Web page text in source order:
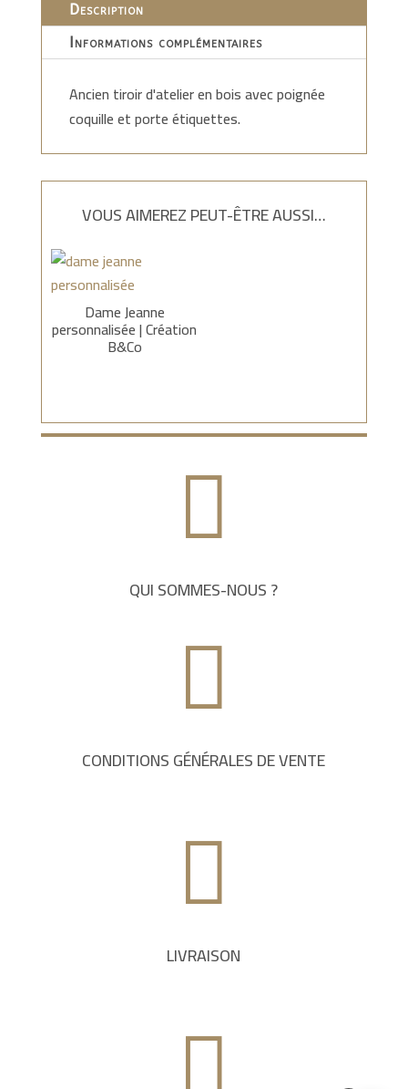
Description
Informations complémentaires
Ancien tiroir d'atelier en bois avec poignée
coquille et porte étiquettes.
VOUS AIMEREZ PEUT-ÊTRE AUSSI…
Dame Jeanne
personnalisée | Création
B&Co

QUI SOMMES-NOUS ?

CONDITIONS GÉNÉRALES DE VENTE

LIVRAISON
